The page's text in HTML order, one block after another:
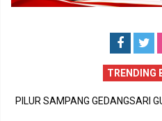
TRENDING
PILUR SAMPANG GEDANGSARI